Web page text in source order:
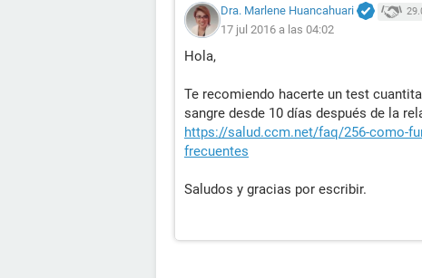
Dra. Marlene Huancahuari
17 jul 2016 a las 04:02
Hola,
Te recomiendo hacerte un test
sangre desde 10 días después de la
https://salud.ccm.net/faq/256-como-
frecuentes
Saludos y gracias por escribir.